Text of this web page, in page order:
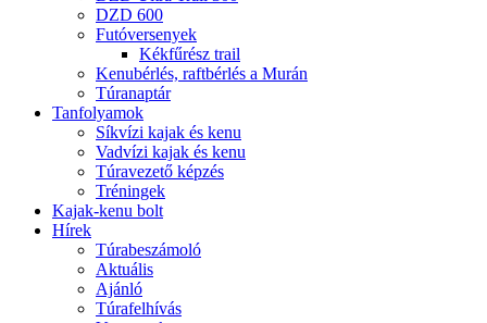
DZD 600
Futóversenyek
Kékfűrész trail
Kenubérlés, raftbérlés a Murán
Túranaptár
Tanfolyamok
Síkvízi kajak és kenu
Vadvízi kajak és kenu
Túravezető képzés
Tréningek
Kajak-kenu bolt
Hírek
Túrabeszámoló
Aktuális
Ajánló
Túrafelhívás